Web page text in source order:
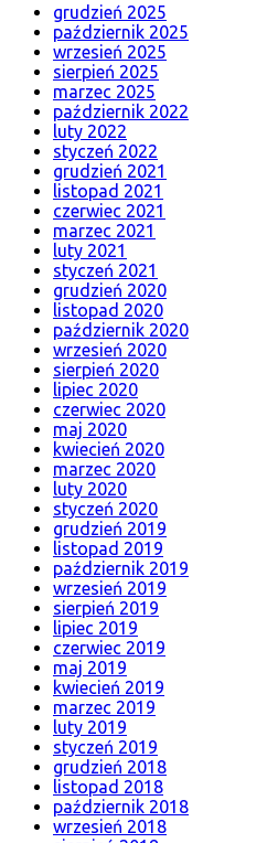
grudzień 2025
październik 2025
wrzesień 2025
sierpień 2025
marzec 2025
październik 2022
luty 2022
styczeń 2022
grudzień 2021
listopad 2021
czerwiec 2021
marzec 2021
luty 2021
styczeń 2021
grudzień 2020
listopad 2020
październik 2020
wrzesień 2020
sierpień 2020
lipiec 2020
czerwiec 2020
maj 2020
kwiecień 2020
marzec 2020
luty 2020
styczeń 2020
grudzień 2019
listopad 2019
październik 2019
wrzesień 2019
sierpień 2019
lipiec 2019
czerwiec 2019
maj 2019
kwiecień 2019
marzec 2019
luty 2019
styczeń 2019
grudzień 2018
listopad 2018
październik 2018
wrzesień 2018